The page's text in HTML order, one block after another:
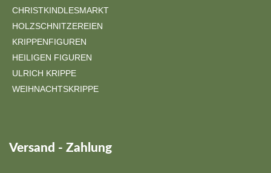
CHRISTKINDLESMARKT
HOLZSCHNITZEREIEN
KRIPPENFIGUREN
HEILIGEN FIGUREN
ULRICH KRIPPE
WEIHNACHTSKRIPPE
Versand - Zahlung